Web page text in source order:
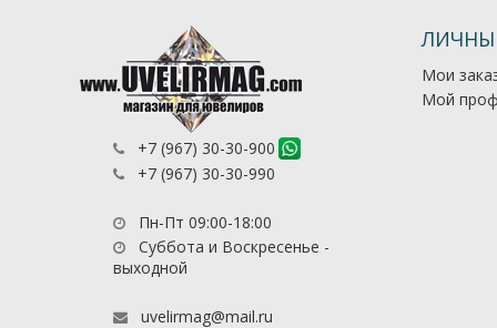
+7 (967) 30-30-900
+7 (967) 30-30-990
Пн-Пт 09:00-18:00
Суббота и Воскресенье -
выходной
uvelirmag@mail.ru
Мои
Мой